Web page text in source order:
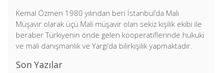
Kemal Özmen 1980 yılından beri İstanbul’da Mali
Müşavir olarak üçü Mali müşavir olan sekiz kişilik ekibi ile
beraber Türkiyenin önde gelen kooperatiflerinde hukuki
ve mali danışmanlık ve Yargı’da bilirkişilik yapmaktadır.
Son Yazılar